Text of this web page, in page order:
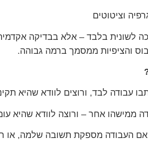
וציטוטים
לשונית בלבד – אלא בבדיקה
והציפיות ממסמך ברמה גבוהה.
עבודה לבד, ורוצים לוודא שהיא
ממישהו אחר – ורוצה לוודא שהיא
העבודה מספקת תשובה שלמה, או